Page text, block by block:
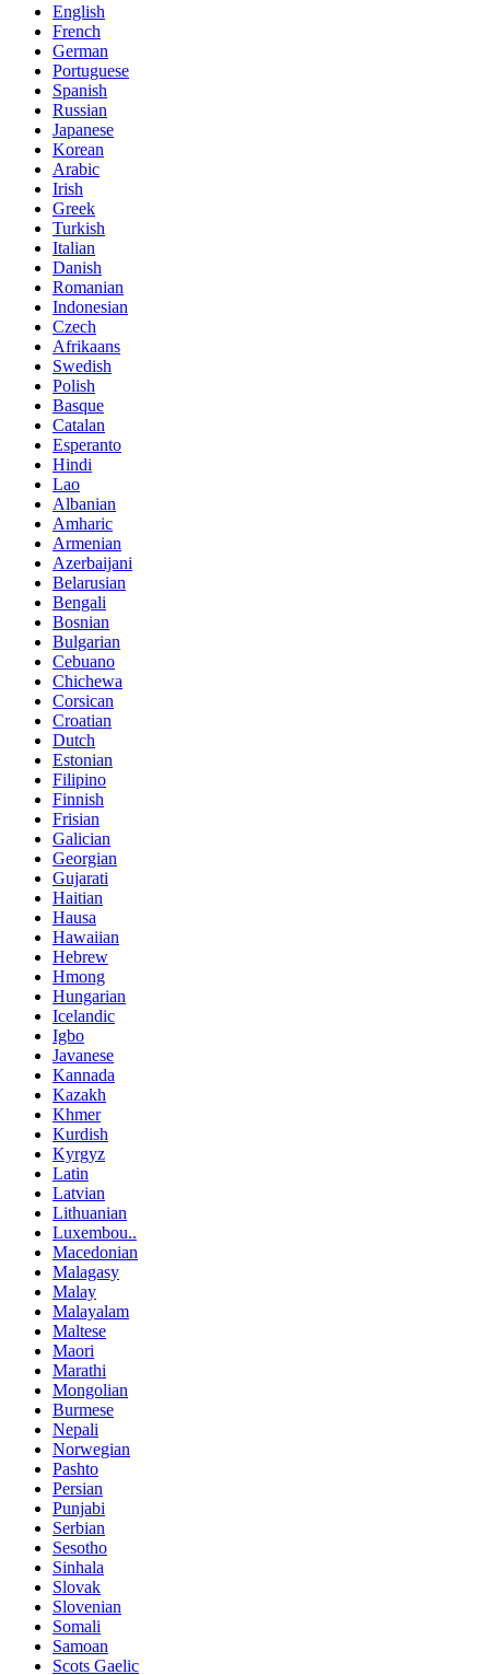
English
French
German
Portuguese
Spanish
Russian
Japanese
Korean
Arabic
Irish
Greek
Turkish
Italian
Danish
Romanian
Indonesian
Czech
Afrikaans
Swedish
Polish
Basque
Catalan
Esperanto
Hindi
Lao
Albanian
Amharic
Armenian
Azerbaijani
Belarusian
Bengali
Bosnian
Bulgarian
Cebuano
Chichewa
Corsican
Croatian
Dutch
Estonian
Filipino
Finnish
Frisian
Galician
Georgian
Gujarati
Haitian
Hausa
Hawaiian
Hebrew
Hmong
Hungarian
Icelandic
Igbo
Javanese
Kannada
Kazakh
Khmer
Kurdish
Kyrgyz
Latin
Latvian
Lithuanian
Luxembou..
Macedonian
Malagasy
Malay
Malayalam
Maltese
Maori
Marathi
Mongolian
Burmese
Nepali
Norwegian
Pashto
Persian
Punjabi
Serbian
Sesotho
Sinhala
Slovak
Slovenian
Somali
Samoan
Scots Gaelic